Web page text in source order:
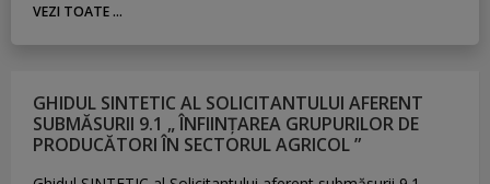
VEZI TOATE ...
GHIDUL SINTETIC AL SOLICITANTULUI AFERENT
SUBMĂSURII 9.1 „ ÎNFIINȚAREA GRUPURILOR DE
PRODUCĂTORI ÎN SECTORUL AGRICOL ”